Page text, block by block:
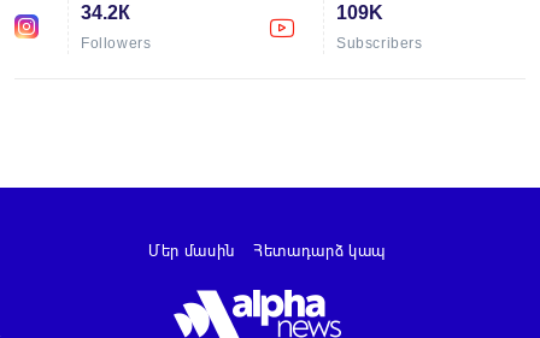
34.2К
Followers
109K
Subscribers
Մեր մասին Հետադարձ կապ